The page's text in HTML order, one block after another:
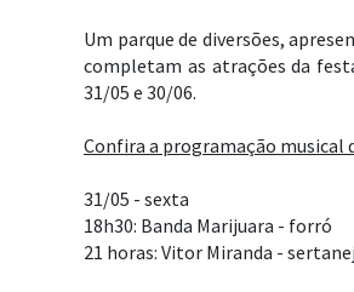
Um parque de diversões,
completam as atrações da
31/05 e 30/06.
Confira a programação musical
31/05 - sexta
18h30: Banda Marijuara - forró
21 horas: Vitor Miranda -